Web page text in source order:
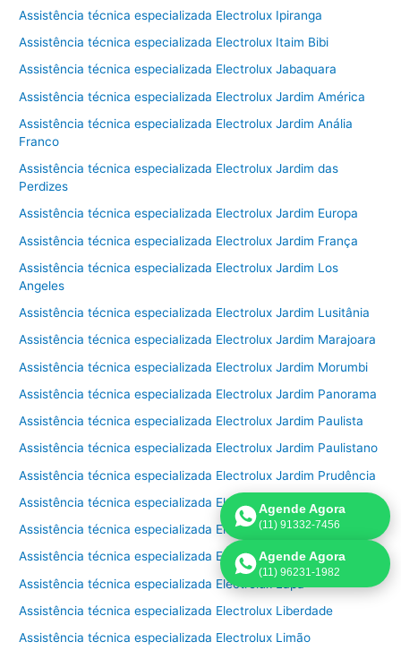
Assistência técnica especializada Electrolux Ipiranga
Assistência técnica especializada Electrolux Itaim Bibi
Assistência técnica especializada Electrolux Jabaquara
Assistência técnica especializada Electrolux Jardim América
Assistência técnica especializada Electrolux Jardim Anália
Franco
Assistência técnica especializada Electrolux Jardim das
Perdizes
Assistência técnica especializada Electrolux Jardim Europa
Assistência técnica especializada Electrolux Jardim França
Assistência técnica especializada Electrolux Jardim Los
Angeles
Assistência técnica especializada Electrolux Jardim Lusitânia
Assistência técnica especializada Electrolux Jardim Marajoara
Assistência técnica especializada Electrolux Jardim Morumbi
Assistência técnica especializada Electrolux Jardim Panorama
Assistência técnica especializada Electrolux Jardim Paulista
Assistência técnica especializada Electrolux Jardim Paulistano
Assistência técnica especializada Electrolux Jardim Prudência
Assistência técnica especializada Electrolux Jardim São Bento
Assistência técnica especializada Electrolux Jardim São Paulo
Assistência técnica especializada Electrolux Jardins
Assistência técnica especializada Electrolux Lapa
Assistência técnica especializada Electrolux Liberdade
Assistência técnica especializada Electrolux Limão
Agende Agora
(11) 91332-7456
Agende Agora
(11) 96231-1982